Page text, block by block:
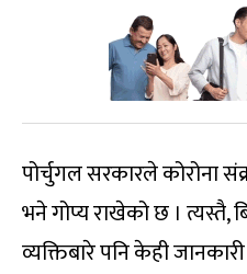
पोर्चुगल सरकारले कोरोना
भने गोप्य राखेको छ । त्यस्तै,
व्यक्तिबारे पनि केही